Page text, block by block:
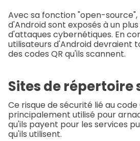
Avec sa fonction "open-source",
d'Android sont exposés à un
d'attaques cybernétiques. En
utilisateurs d'Android devraient
des codes QR qu'ils scannent.
Sites de répertoire
Ce risque de sécurité lié au code
principalement utilisé pour
qu'ils payent pour les services
qu'ils utilisent.